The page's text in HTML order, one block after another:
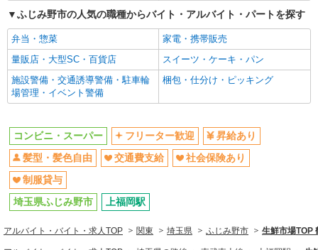
同じ特徴から求人を探す
交通費支給 社会保険あり
ふじみ野市の人気の職種からバイト・アルバイト・パートを探す
弁当・惣菜
家電・携帯販売
量販店・大型SC・百貨店
スイーツ・ケーキ・パン
施設警備・交通誘導警備・駐車輪
場管理・イベント警備
梱包・仕分け・ピッキング
コンビニ・スーパー フリーター歓迎
昇給あり
髪型・髪色自由
交通費支給
社会保険あり
制服貸与
埼玉県ふじみ野市
上福岡駅
アルバイト・バイト・求人TOP 関東 埼玉県 ふじみ野市 生鮮市場TOP